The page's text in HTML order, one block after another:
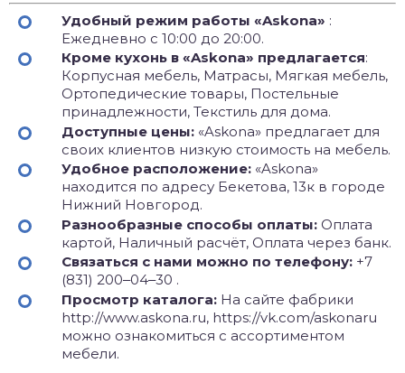
Удобный режим работы «Askona» :
Ежедневно с 10:00 до 20:00.
Кроме кухонь в «Askona» предлагается:
Корпусная мебель, Матрасы, Мягкая мебель,
Ортопедические товары, Постельные
принадлежности, Текстиль для дома.
Доступные цены: «Askona» предлагает для
своих клиентов низкую стоимость на мебель.
Удобное расположение: «Askona»
находится по адресу Бекетова, 13к в городе
Нижний Новгород.
Разнообразные способы оплаты: Оплата
картой, Наличный расчёт, Оплата через банк.
Связаться с нами можно по телефону: +7
(831) 200‒04‒30 .
Просмотр каталога: На сайте фабрики
http://www.askona.ru, https://vk.com/askonaru
можно ознакомиться с ассортиментом
мебели.